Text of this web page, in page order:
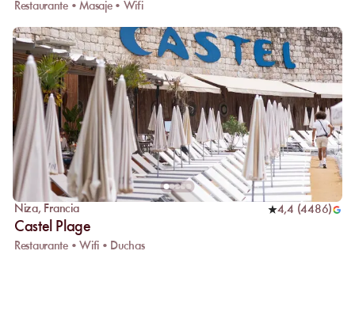
Restaurante • Masaje • Wifi
Niza, Francia 4,4 (4486)
Castel Plage
Restaurante • Wifi • Duchas